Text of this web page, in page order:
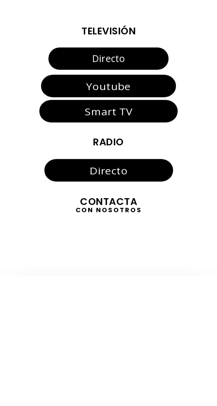
TELEVISIÓN
Directo
Youtube
Smart TV
RADIO
Directo
CONTACTA
CON NOSOTROS